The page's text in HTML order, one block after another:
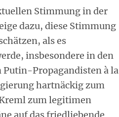
Stimmung in der
dazu, diese Stimmung
als es
insbesondere in den
Propagandisten à la
hartnäckig zum
zum legitimen
auf das friedliebende